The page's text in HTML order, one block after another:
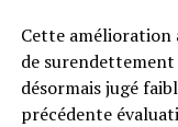
Cette amélioration
de surendettement
désormais jugé
précédente